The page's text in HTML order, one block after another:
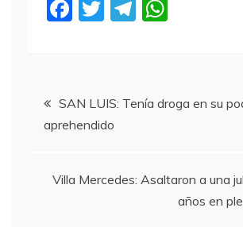
F
b
o
k
T
T
a A
Navegación
de
entradas
SAN LUIS: Tenía droga en su
aprehendido
Villa Mercedes: Asaltaron a una
años en